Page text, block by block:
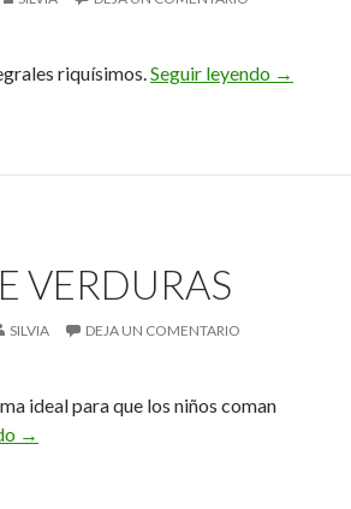
riquísimos.Seguir leyendo →
VERDURAS
SILVIA DEJA UN COMENTARIO
ideal para que los niños coman
Crema de verduras
→